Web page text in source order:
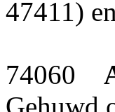
47411) en
74060